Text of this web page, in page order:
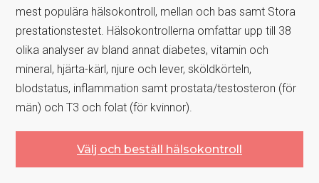
mest populära hälsokontroll, mellan och bas samt Stora
prestationstestet. Hälsokontrollerna omfattar upp till 38
olika analyser av bland annat diabetes, vitamin och
mineral, hjärta-kärl, njure och lever, sköldkörteln,
blodstatus, inflammation samt prostata/testosteron (för
män) och T3 och folat (för kvinnor).
Välj och beställ hälsokontroll